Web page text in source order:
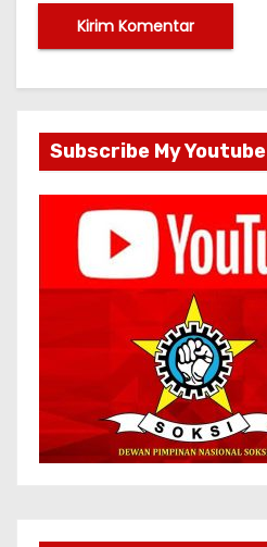
Subscribe My Youtube